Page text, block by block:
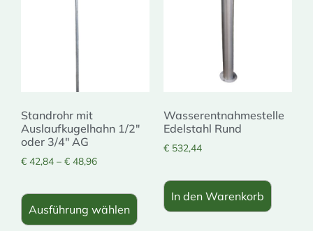
Standrohr mit
Auslaufkugelhahn 1/2″
oder 3/4″ AG
€ 42,84 – € 48,96
Ausführung wählen
Wasserentnahmestelle
Edelstahl Rund
€ 532,44
In den Warenkorb